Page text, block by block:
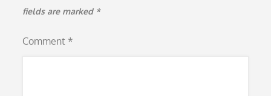
fields are marked *
Comment *